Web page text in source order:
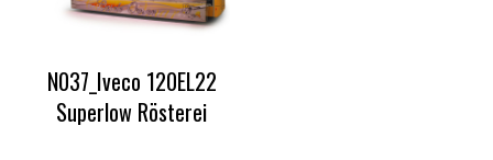
N037_Iveco 120EL22
Superlow Rösterei